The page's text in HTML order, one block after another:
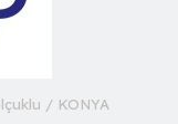
/ KONYA